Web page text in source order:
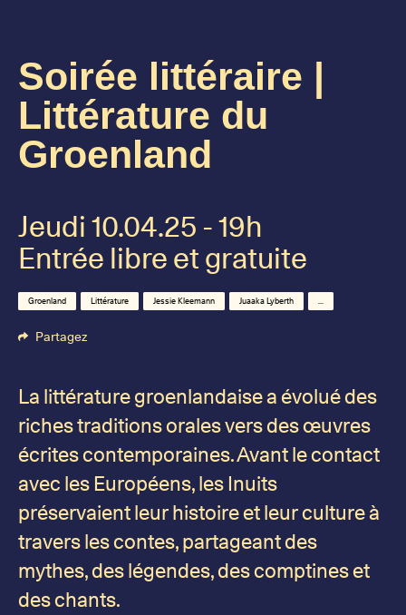
Soirée littéraire |
Littérature du
Groenland
Jeudi 10.04.25 - 19h
Entrée libre et gratuite
Groenland Littérature Jessie Kleemann Juaaka Lyberth ...
Partagez
La littérature groenlandaise a évolué des
riches traditions orales vers des œuvres
écrites contemporaines. Avant le contact
avec les Européens, les Inuits
préservaient leur histoire et leur culture à
travers les contes, partageant des
mythes, des légendes, des comptines et
des chants.